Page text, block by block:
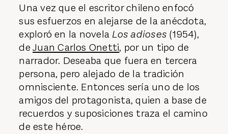
Una vez que el escritor chileno enfocó
sus esfuerzos en alejarse de la anécdota,
exploró en la novela Los adioses (1954),
deJuan Carlos Onetti, por un tipo de
narrador. Deseaba que fuera en tercera
persona, pero alejado de la tradición
omnisciente. Entonces sería uno de los
amigos del protagonista, quien a base de
recuerdos y suposiciones traza el camino
de este héroe.